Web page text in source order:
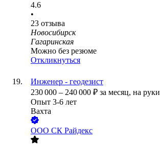
4.6
•
23 отзыва
Новосибирск
Гагаринская
Можно без резюме
Откликнуться
Инженер - геодезист
230 000 – 240 000 ₽ за месяц, на руки
Опыт 3-6 лет
Вахта
ООО CК Райдекс